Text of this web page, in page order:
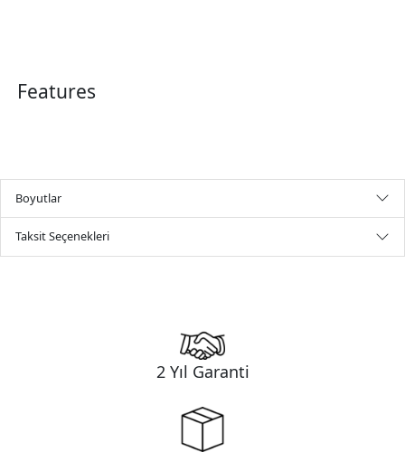
Features
Boyutlar
Taksit Seçenekleri
2 Yıl Garanti